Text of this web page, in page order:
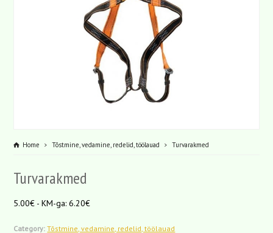
Home Tõstmine, vedamine, redelid, töölauad Turvarakmed
Turvarakmed
5.00€ - KM-ga: 6.20€
Category: Tõstmine, vedamine, redelid, töölauad